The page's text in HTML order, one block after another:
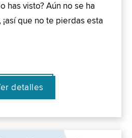
has visto? Aún no se ha
que no te pierdas esta
detalles